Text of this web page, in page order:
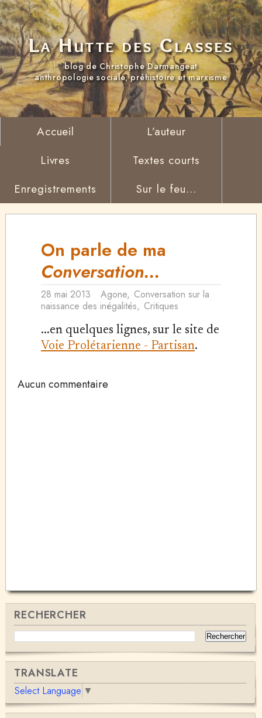
La Hutte des Classes
blog de Christophe Darmangeat
anthropologie sociale, préhistoire et marxisme
Accueil
L’auteur
Livres
Textes courts
Enregistrements
Sur le feu...
On parle de ma
Conversation...
28 mai 2013 Agone, Conversation sur la
naissance des inégalités, Critiques
...en quelques lignes, sur le site de
Voie Prolétarienne - Partisan.
Aucun commentaire
RECHERCHER
TRANSLATE
Select Language ▼